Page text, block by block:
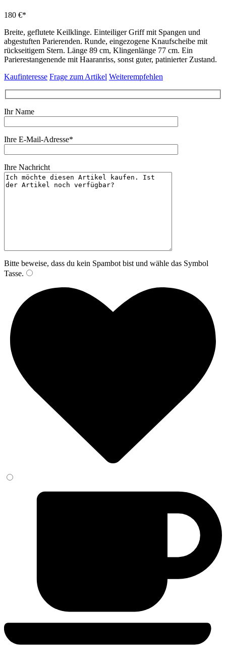
180 €*
Breite, geflutete Keilklinge. Einteiliger Griff mit Spangen und
abgestuften Parierenden. Runde, eingezogene Knaufscheibe mit
rückseitigem Stern. Länge 89 cm, Klingenlänge 77 cm. Ein
Parierestangenende mit Haaranriss, sonst guter, patinierter Zustand.
Kaufinteresse Frage zum Artikel Weiterempfehlen
Ihr Name
Ihre E-Mail-Adresse*
Ihre Nachricht
Bitte beweise, dass du kein Spambot bist und wähle das Symbol
Tasse.